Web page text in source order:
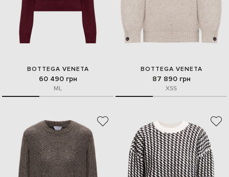
BOTTEGA VENETA
60 490 грн
ML
BOTTEGA VENETA
87 890 грн
XSS